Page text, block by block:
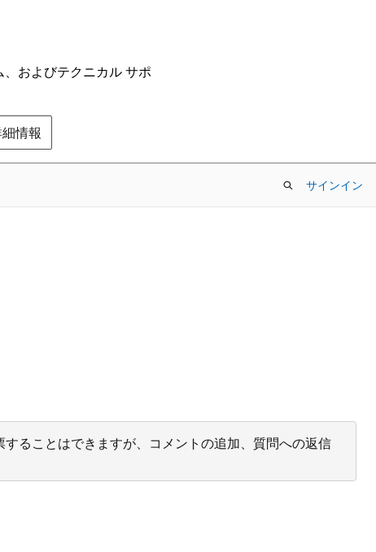
およびテクニカル サポ
情報
サインイン
ることはできますが、コメントの追加、質問への返信